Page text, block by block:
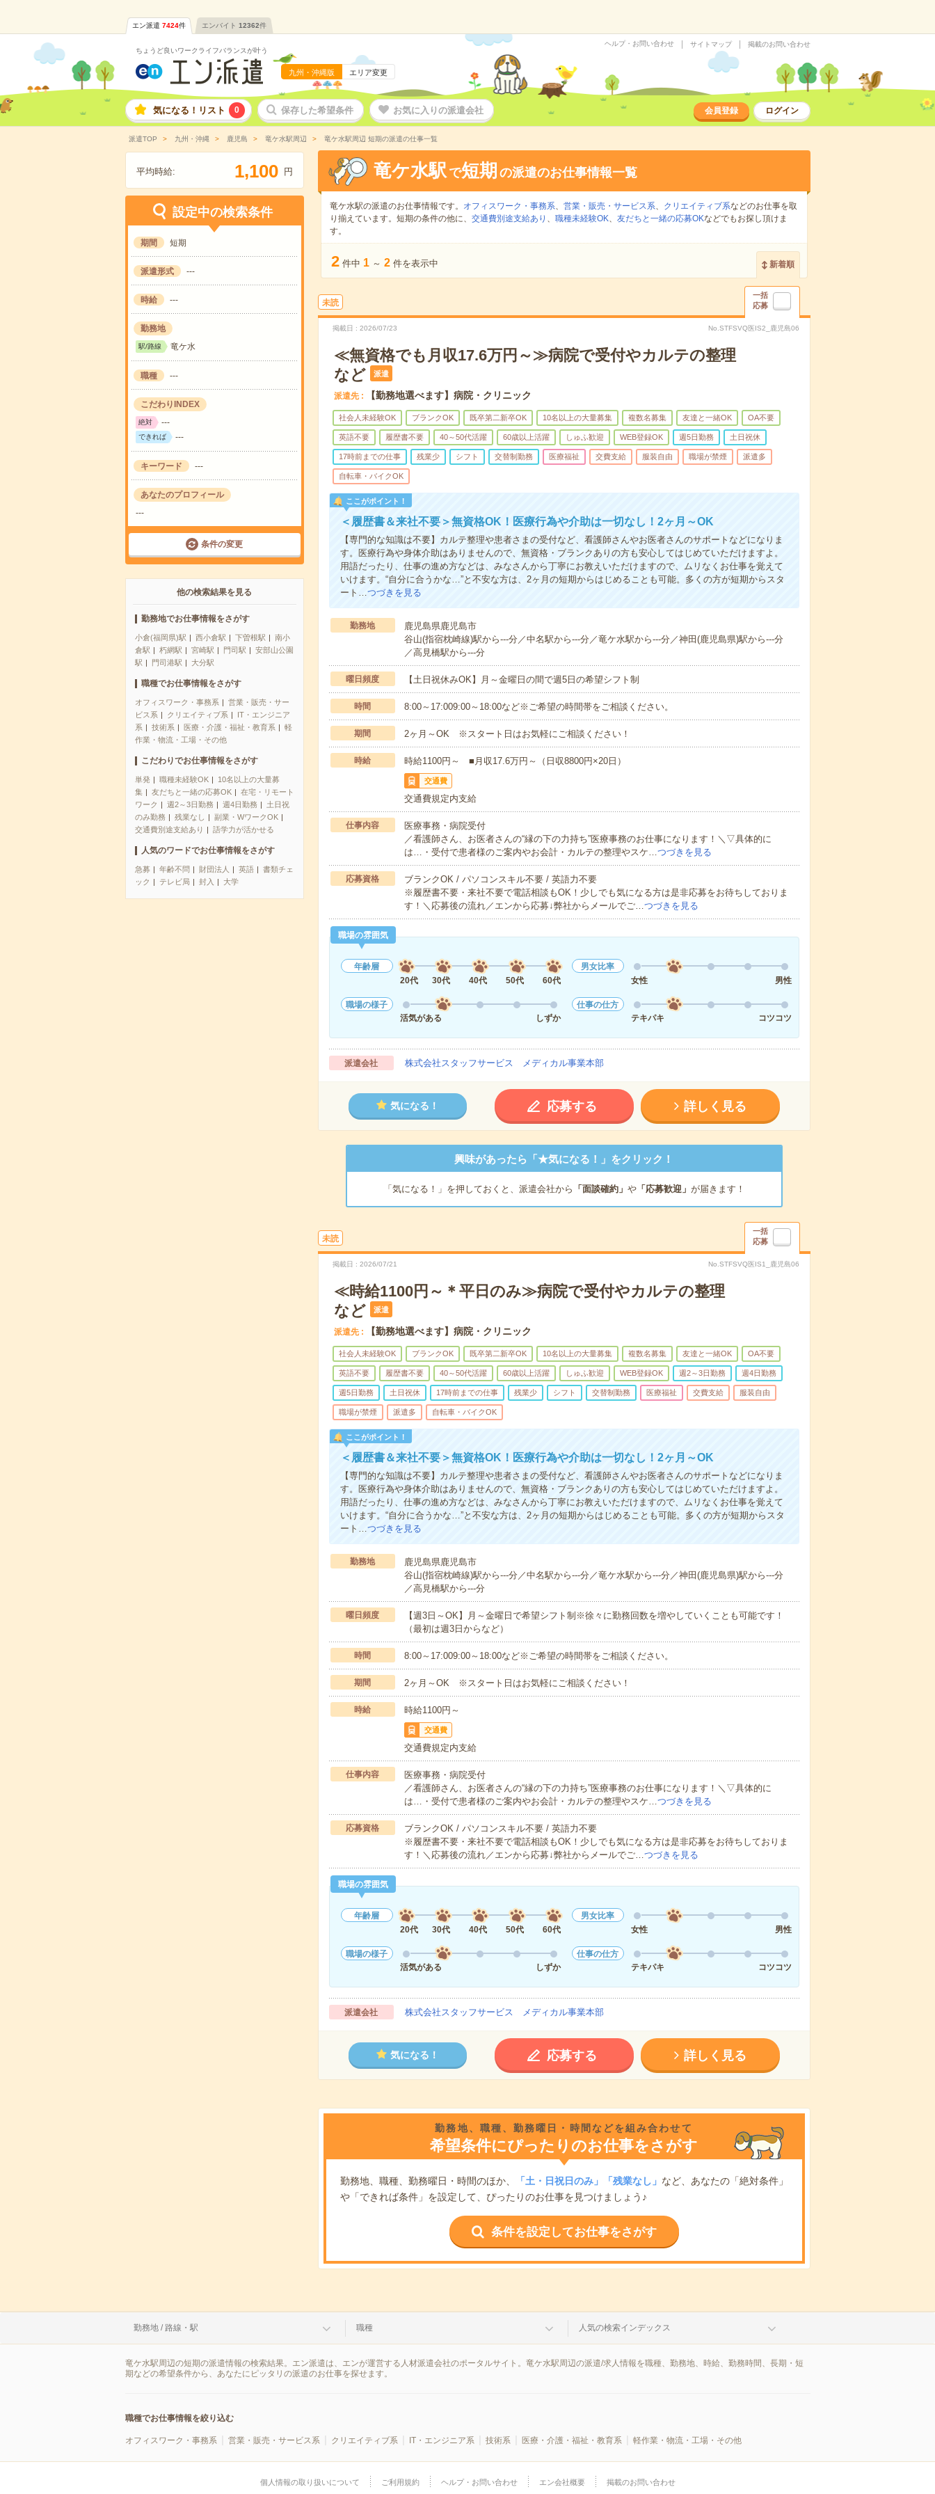
エン派遣 7424件 エンバイト 12362件
ちょうど良いワークライフバランスが叶う
九州・沖縄版 エリア変更
ヘルプ・お問い合わせ サイトマップ 掲載のお問い合わせ
気になる！リスト 0 保存した希望条件 お気に入りの派遣会社 会員登録 ログイン
派遣TOP 九州・沖縄 鹿児島 竜ケ水駅周辺 竜ケ水駅周辺 短期の派遣の仕事一覧
平均時給: 1,100 円
設定中の検索条件
期間 短期
派遣形式 ---
時給 ---
勤務地
駅/路線 竜ケ水
職種 ---
こだわりINDEX
絶対 ---
できれば ---
キーワード ---
あなたのプロフィール
---
条件の変更
他の検索結果を見る
勤務地でお仕事情報をさがす
小倉(福岡県)駅 西小倉駅 下曽根駅
南小
倉駅
朽網駅 宮崎駅 門司駅
安部山公園
駅
門司港駅 大分駅
職種でお仕事情報をさがす
オフィスワーク・事務系
営業・販売・サー
ビス系
クリエイティブ系
IT・エンジニア
系
技術系 医療・介護・福祉・教育系
軽
作業・物流・工場・その他
こだわりでお仕事情報をさがす
単発 職種未経験OK
10名以上の大量募
集
友だちと一緒の応募OK
在宅・リモート
ワーク
週2～3日勤務 週4日勤務
土日祝
のみ勤務
残業なし
副業・WワークOK
交通費別途支給あり
語学力が活かせる
人気のワードでお仕事情報をさがす
急募 年齢不問 財団法人 英語
書類チェ
ック
テレビ局 封入 大学
竜ケ水駅 で短期 の派遣のお仕事情報一覧
竜ケ水駅の派遣のお仕事情報です。 オフィスワーク・事務系、 営業・販売・サービス系、 クリエイティブ系などのお仕事を取
り揃えています。短期の条件の他に、 交通費別途支給あり 、 職種未経験OK、 友だちと一緒の応募OKなどでもお探し頂けま
す。
2 件中 1 ～ 2 件を表示中 新着順
未読
一括
応募
掲載日 2026/07/23 No.STFSVQ医IS2_鹿児島06
≪無資格でも月収17.6万円～≫病院で受付やカルテの整理
など
派遣
派遣先 【勤務地選べます】病院・クリニック
社会人未経験OK ブランクOK 既卒第二新卒OK 10名以上の大量募集 複数名募集 友達と一緒OK OA不要
英語不要 履歴書不要 40～50代活躍 60歳以上活躍 しゅふ歓迎 WEB登録OK 週5日勤務 土日祝休
17時前までの仕事 残業少 シフト 交替制勤務 医療福祉 交費支給 服装自由 職場が禁煙 派遣多
自転車・バイクOK
ここがポイント！
＜履歴書＆来社不要＞無資格OK！医療行為や介助は一切なし！2ヶ月～OK
【専門的な知識は不要】カルテ整理や患者さまの受付など、看護師さんやお医者さんのサポートなどになりま
す。医療行為や身体介助はありませんので、無資格・ブランクありの方も安心してはじめていただけますよ。
用語だったり、仕事の進め方などは、みなさんから丁寧にお教えいただけますので、ムリなくお仕事を覚えて
いけます。“自分に合うかな…”と不安な方は、2ヶ月の短期からはじめることも可能。多くの方が短期からスタ
ート…つづきを見る
勤務地
鹿児島県鹿児島市
谷山(指宿枕崎線)駅から---分／中名駅から---分／竜ケ水駅から---分／神田(鹿児島県)駅から---分
／高見橋駅から---分
曜日頻度 【土日祝休みOK】月～金曜日の間で週5日の希望シフト制
時間 8:00～17:009:00～18:00など※ご希望の時間帯をご相談ください。
期間 2ヶ月～OK ※スタート日はお気軽にご相談ください！
時給 時給1100円～ ■月収17.6万円～（日収8800円×20日）
交通費
交通費規定内支給
仕事内容
医療事務・病院受付
／看護師さん、お医者さんの“縁の下の力持ち”医療事務のお仕事になります！＼▽具体的に
は…・受付で患者様のご案内やお会計・カルテの整理やスケ…つづきを見る
応募資格
ブランクOK / パソコンスキル不要 / 英語力不要
※履歴書不要・来社不要で電話相談もOK！少しでも気になる方は是非応募をお待ちしておりま
す！＼応募後の流れ／エンから応募↓弊社からメールでご…つづきを見る
職場の雰囲気
年齢層
20代
30代 40代 50代 60代
男女比率
女性
男性
職場の様子
活気がある
しずか
仕事の仕方
テキパキ
コツコツ
派遣会社 株式会社スタッフサービス メディカル事業本部
気になる！ 応募する 詳しく見る
興味があったら「★気になる！」をクリック！
「気になる！」を押しておくと、派遣会社から 「面談確約」 や「応募歓迎」 が届きます！
未読
一括
応募
掲載日 2026/07/21 No.STFSVQ医IS1_鹿児島06
≪時給1100円～＊平日のみ≫病院で受付やカルテの整理
など
派遣
派遣先 【勤務地選べます】病院・クリニック
社会人未経験OK ブランクOK 既卒第二新卒OK 10名以上の大量募集 複数名募集 友達と一緒OK OA不要
英語不要 履歴書不要 40～50代活躍 60歳以上活躍 しゅふ歓迎 WEB登録OK 週2～3日勤務 週4日勤務
週5日勤務 土日祝休 17時前までの仕事 残業少 シフト 交替制勤務 医療福祉 交費支給 服装自由
職場が禁煙 派遣多 自転車・バイクOK
ここがポイント！
＜履歴書＆来社不要＞無資格OK！医療行為や介助は一切なし！2ヶ月～OK
【専門的な知識は不要】カルテ整理や患者さまの受付など、看護師さんやお医者さんのサポートなどになりま
す。医療行為や身体介助はありませんので、無資格・ブランクありの方も安心してはじめていただけますよ。
用語だったり、仕事の進め方などは、みなさんから丁寧にお教えいただけますので、ムリなくお仕事を覚えて
いけます。“自分に合うかな…”と不安な方は、2ヶ月の短期からはじめることも可能。多くの方が短期からスタ
ート…つづきを見る
勤務地
鹿児島県鹿児島市
谷山(指宿枕崎線)駅から---分／中名駅から---分／竜ケ水駅から---分／神田(鹿児島県)駅から---分
／高見橋駅から---分
曜日頻度
【週3日～OK】月～金曜日で希望シフト制※徐々に勤務回数を増やしていくことも可能です！
（最初は週3日からなど）
時間 8:00～17:009:00～18:00など※ご希望の時間帯をご相談ください。
期間 2ヶ月～OK ※スタート日はお気軽にご相談ください！
時給 時給1100円～
交通費
交通費規定内支給
仕事内容
医療事務・病院受付
／看護師さん、お医者さんの“縁の下の力持ち”医療事務のお仕事になります！＼▽具体的に
は…・受付で患者様のご案内やお会計・カルテの整理やスケ…つづきを見る
応募資格
ブランクOK / パソコンスキル不要 / 英語力不要
※履歴書不要・来社不要で電話相談もOK！少しでも気になる方は是非応募をお待ちしておりま
す！＼応募後の流れ／エンから応募↓弊社からメールでご…つづきを見る
職場の雰囲気
年齢層
20代
30代 40代 50代 60代
男女比率
女性
男性
職場の様子
活気がある
しずか
仕事の仕方
テキパキ
コツコツ
派遣会社 株式会社スタッフサービス メディカル事業本部
気になる！ 応募する 詳しく見る
勤務地、職種、勤務曜日・時間などを組み合わせて
希望条件にぴったりのお仕事をさがす
勤務地、職種、勤務曜日・時間のほか、 「土・日祝日のみ」「残業なし」 など、あなたの「絶対条件」
や「できれば条件」を設定して、ぴったりのお仕事を見つけましょう♪
条件を設定してお仕事をさがす
勤務地 / 路線・駅 職種 人気の検索インデックス
竜ケ水駅周辺の短期の派遣情報の検索結果。エン派遣は、エンが運営する人材派遣会社のポータルサイト。竜ケ水駅周辺の派遣/求人情報を職種、勤務地、時給、勤務時間、長期・短
期などの希望条件から、あなたにピッタリの派遣のお仕事を探せます。
職種でお仕事情報を絞り込む
オフィスワーク・事務系 営業・販売・サービス系 クリエイティブ系 IT・エンジニア系 技術系 医療・介護・福祉・教育系 軽作業・物流・工場・その他
個人情報の取り扱いについて ご利用規約 ヘルプ・お問い合わせ エン会社概要 掲載のお問い合わせ